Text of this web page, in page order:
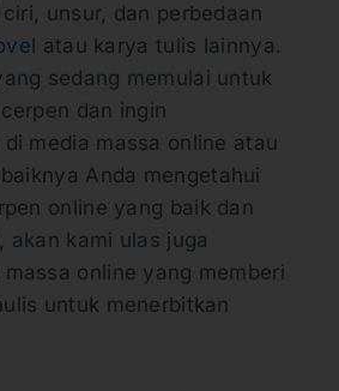
unsur, dan perbedaan
atau karya tulis lainnya.
sedang memulai untuk
dan ingin
media massa online atau
Anda mengetahui
online yang baik dan
akan kami ulas juga
online yang memberi
untuk menerbitkan